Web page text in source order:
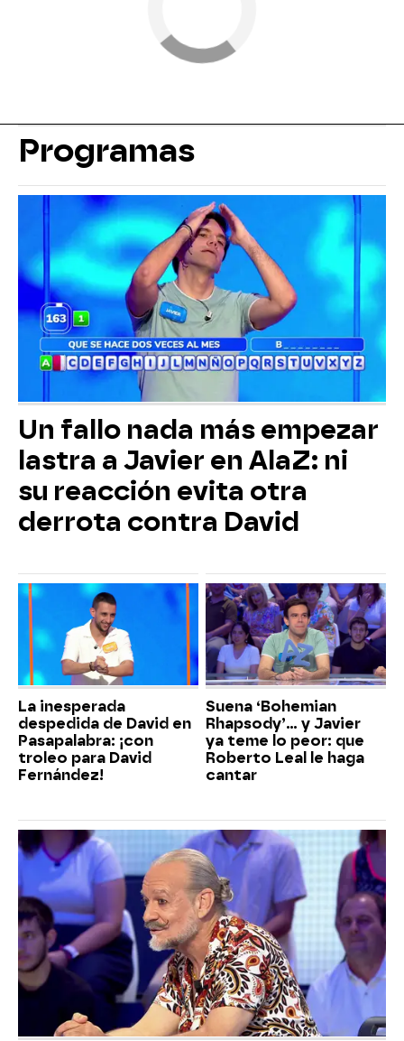
Programas
Un fallo nada más empezar
lastra a Javier en AlaZ: ni
su reacción evita otra
derrota contra David
La inesperada
despedida de David en
Pasapalabra: ¡con
troleo para David
Fernández!
Suena ‘Bohemian
Rhapsody’... y Javier
ya teme lo peor: que
Roberto Leal le haga
cantar